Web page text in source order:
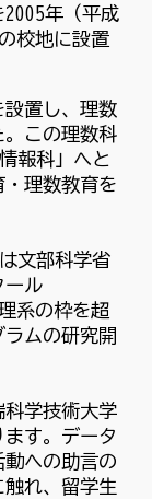
年（平成
校地に設置
置し、理数
。この理数科
報科」へと
理数教育を
文部科学省
ール
系の枠を超
ムの研究開
学技術大学
す。データ
への助言の
れ、留学生